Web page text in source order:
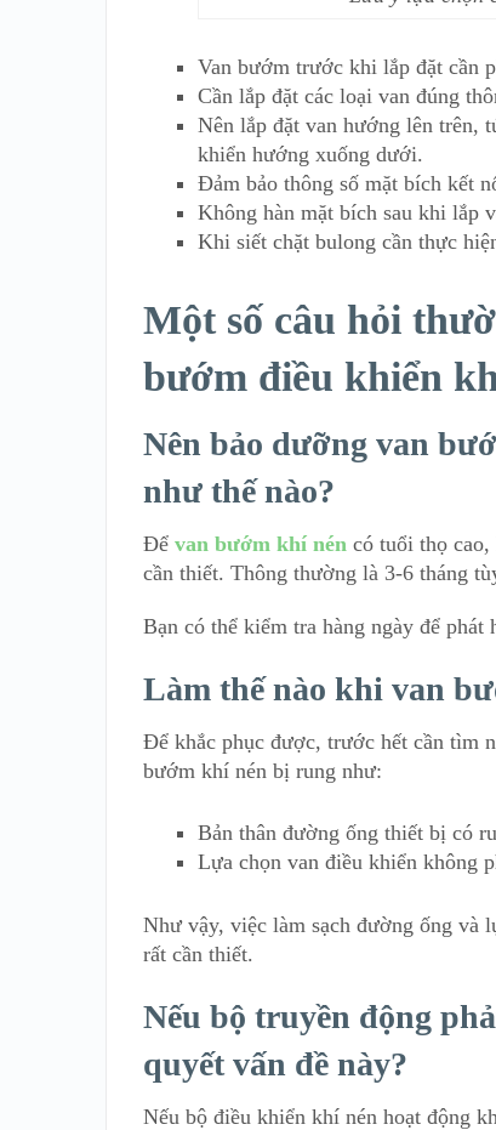
Van bướm trước khi lắp đặt cần
Cần lắp đặt các loại van đúng
Nên lắp đặt van hướng lên trên,
khiển hướng xuống dưới.
Đảm bảo thông số mặt bích kết
Không hàn mặt bích sau khi lắp
Khi siết chặt bulong cần thực
Một số câu hỏi
bướm điều khiển
Nên bảo dưỡng van
như thế nào?
Để van bướm khí nén có tuổi thọ
cần thiết. Thông thường là 3-6 tháng
Bạn có thể kiểm tra hàng ngày để
Làm thế nào khi van
Để khắc phục được, trước hết cần tìm
bướm khí nén bị rung như:
Bản thân đường ống thiết bị có
Lựa chọn van điều khiển không
Như vậy, việc làm sạch đường ống và
rất cần thiết.
Nếu bộ truyền động
quyết vấn đề này?
Nếu bộ điều khiển khí nén hoạt động